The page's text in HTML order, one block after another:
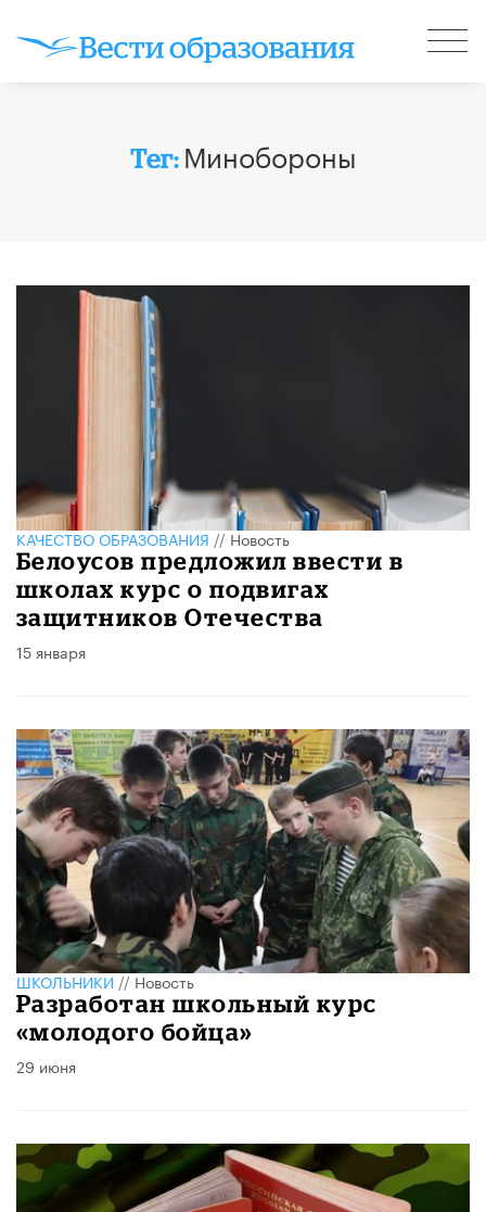
Тег: Минобороны
КАЧЕСТВО ОБРАЗОВАНИЯ//Новость
Белоусов предложил ввести в
школах курс о подвигах
защитников Отечества
15 января
ШКОЛЬНИКИ//Новость
Разработан школьный курс
«молодого бойца»
29 июня